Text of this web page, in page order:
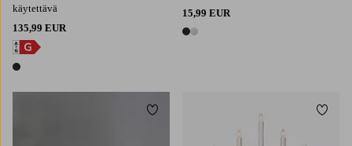
käytettävä
135,99 EUR
1 väri
15,99 EUR
2 värejä
Lisää suosikkeihin Lisää